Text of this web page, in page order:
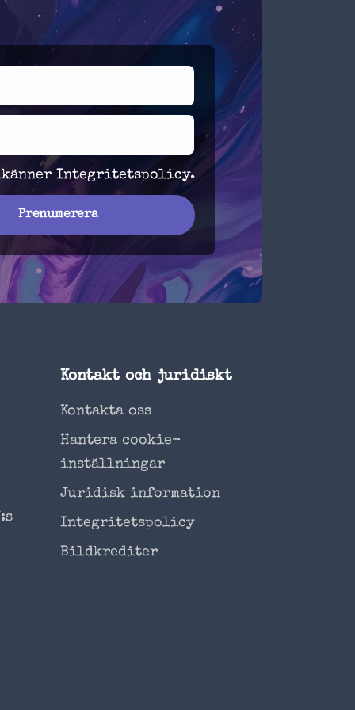
Integritetspolicy.
Kontakt och juridiskt
Kontakta oss
Hantera cookie-
inställningar
Juridisk information
Integritetspolicy
Bildkrediter